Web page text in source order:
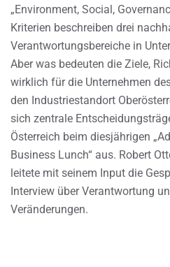
„Environment, Social,
Kriterien beschreiben drei
Verantwortungsbereiche in
Aber was bedeuten die Ziele,
wirklich für die Unternehmen
den Industriestandort
sich zentrale
Österreich beim diesjährigen
Business Lunch“ aus. Robert
leitete mit seinem Input die
Interview über Verantwortung
Veränderungen.